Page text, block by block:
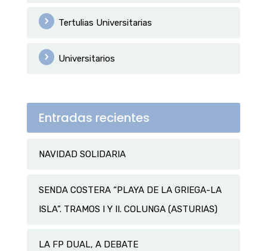
Tertulias Universitarias
Universitarios
Entradas recientes
NAVIDAD SOLIDARIA
SENDA COSTERA “PLAYA DE LA GRIEGA-LA
ISLA”. TRAMOS I Y II. COLUNGA (ASTURIAS)
LA FP DUAL, A DEBATE